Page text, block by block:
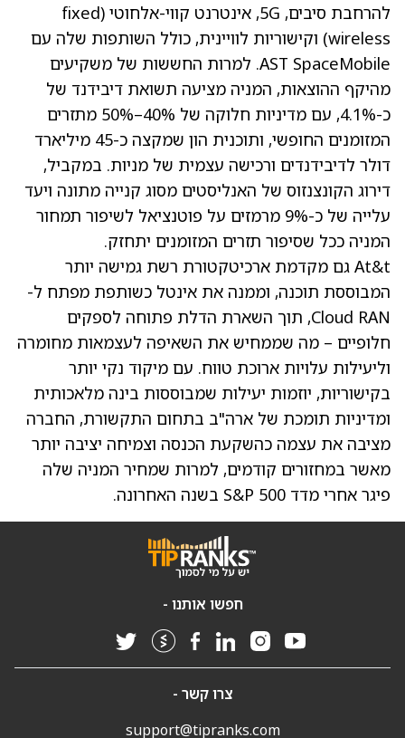
להרחבת סיבים, 5G, אינטרנט קווי-אלחוטי (fixed
wireless) וקישוריות לוויינית, כולל השותפות שלה עם
AST SpaceMobile. למרות החששות של משקיעים
מהיקף ההוצאות, המניה מציעה תשואת דיבידנד של
כ-4.1%, עם מדיניות חלוקה של 40%–50% מתזרים
המזומנים החופשי, ותוכנית הון שמקצה כ-45 מיליארד
דולר לדיבידנדים ורכישה עצמית של מניות. במקביל,
דירוג הקונצנזוס של האנליסטים מסוג קנייה מתונה ויעד
עלייה של כ-9% מרמזים על פוטנציאל לשיפור תמחור
המניה ככל שסיפור תזרים המזומנים יתחזק.
At&t גם מקדמת ארכיטקטורת רשת גמישה יותר
המבוססת תוכנה, וממנה את אינטל כשותפת מפתח ל-
Cloud RAN, תוך השארת הדלת פתוחה לספקים
חלופיים – מה שממחיש את השאיפה לעצמאות מחומרה
וליעילות עלויות ארוכת טווח. עם מיקוד נקי יותר
בקישוריות, יוזמות יעילות שמבוססות בינה מלאכותית
ומדיניות תומכת של ארה"ב בתחום התקשורת, החברה
מציבה את עצמה כהשקעת הכנסה וצמיחה יציבה יותר
מאשר במחזורים קודמים, למרות שמחיר המניה שלה
פיגר אחרי מדד S&P 500 בשנה האחרונה.
חפשו אותנו -
צרו קשר -
support@tipranks.com